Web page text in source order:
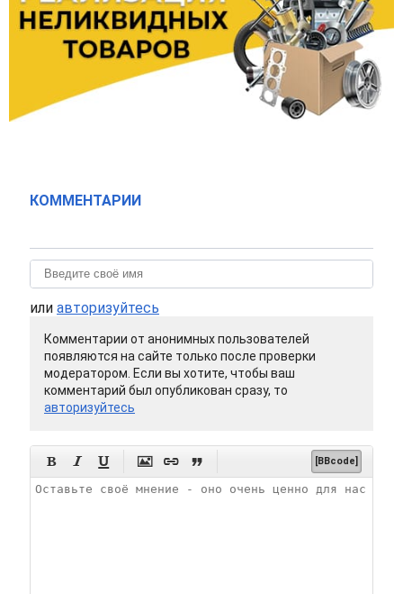
КОММЕНТАРИИ
или авторизуйтесь
Комментарии от анонимных пользователей
появляются на сайте только после проверки
модератором. Если вы хотите, чтобы ваш
комментарий был опубликован сразу, то
авторизуйтесь
      [BBcode]